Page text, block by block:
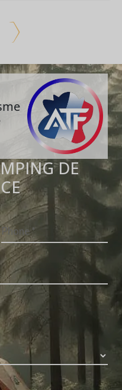
DE